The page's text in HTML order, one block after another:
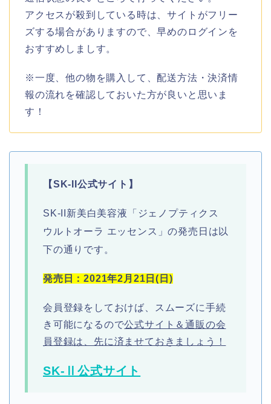
アクセスが殺到している時は、サイトがフリー
ズする場合がありますので、早めのログインを
おすすめしましす。
※一度、他の物を購入して、配送方法・決済情
報の流れを確認しておいた方が良いと思いま
す！
【SK-II公式サイト】
SK-II新美白美容液「ジェノプティクス
ウルトオーラ エッセンス」の発売 日は以
下の通りです。
発売日：2021年2月21日(日)
会員登録をしておけば、スムーズに手続
き可能になるので公式サイト＆通販の会
員登録は、先に済ませておきましょう！
SK-Ⅱ公式サイト